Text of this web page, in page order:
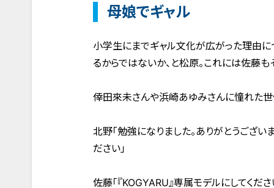
母娘でギャル
小学生にまでギャル文化が広がった理由に
るからではないか、と松原。これには佐藤
倖田來未さんや浜崎あゆみさんに憧れた世
北野「勉強になりました。ありがとうござい
ださい」
佐藤「『KOGYARU』専属モデルにしてくださ